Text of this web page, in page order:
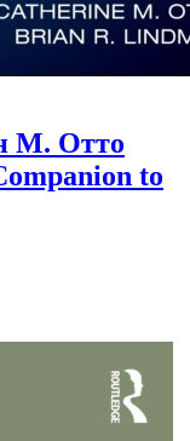
М. Отто
to